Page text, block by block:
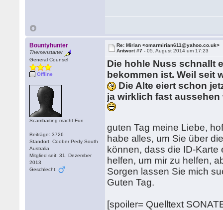
Bountyhunter
Themenstarter
General Counsel
Offline
Scambaiting macht Fun
Beiträge: 3726
Standort: Coober Pedy South
Australia
Mitglied seit: 31. Dezember
2013
Geschlecht:
Re: Mirian <omarmirian611@yahoo.co.uk>
Antwort #7 -05. August 2014 um 17:23
Die hohle Nuss schnallt
bekommen ist. Weil seit
Die Alte eiert schon
ja wirklich fast
guten Tag meine Liebe,
habe alles, um Sie über
können, dass die ID-
helfen, um mir zu helfen,
Sorgen lassen Sie mich
Guten Tag.
[spoiler= Quelltext